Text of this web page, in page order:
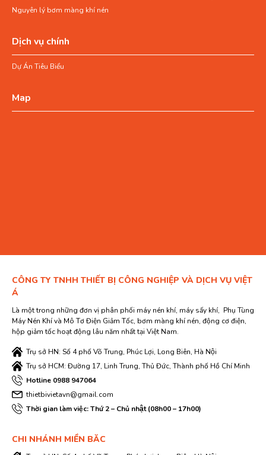
Nguyên lý bơm màng khí nén
Dịch vụ chính
Dự Án Tiêu Biểu
Map
CÔNG TY TNHH THIẾT BỊ CÔNG NGHIỆP VÀ DỊCH VỤ VIỆT
Á
Là một trong những đơn vị phân phối máy nén khí, máy sấy khí, Phụ Tùng
Máy Nén Khí và Mô Tơ Điện Giảm Tốc, bơm màng khí nén, động cơ điện,
hộp giảm tốc hoạt động lâu năm nhất tại Việt Nam.
Trụ sở HN: Số 4 phố Võ Trung, Phúc Lợi, Long Biên, Hà Nội
Trụ sở HCM: Đường 17, Linh Trung, Thủ Đức, Thành phố Hồ Chí Minh
Hotline 0988 947064
thietbivietavn@gmail.com
Thời gian làm việc: Thứ 2 – Chủ nhật (08h00 – 17h00)
CHI NHÁNH MIỀN BĂC